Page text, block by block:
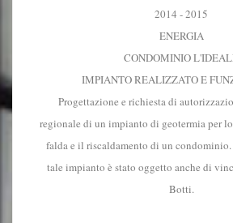
2014 - 2015
ENERGIA
CONDOMINIO
IMPIANTO REALIZZATO E
Progettazione e richiesta di
regionale di un impianto di geotermia per
falda e il riscaldamento di un
tale impianto è stato oggetto anche di
Botti.